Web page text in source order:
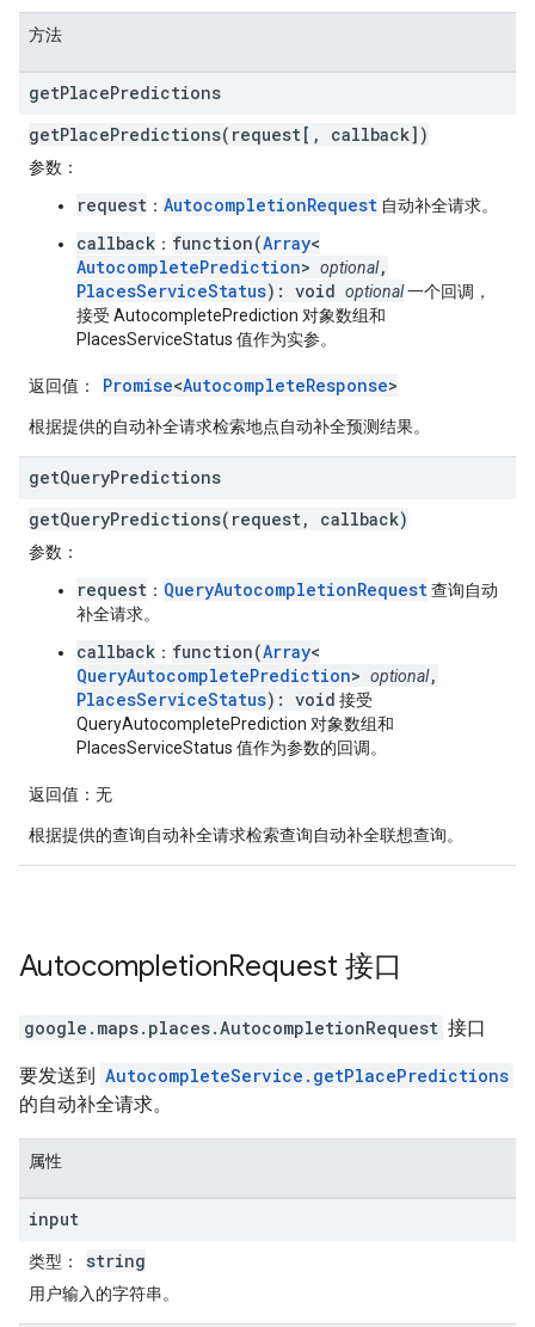
方法
getPlacePredictions
getPlacePredictions(request[, callback])
参数 ：
request ： AutocompletionRequest 自动补全请求。
callback ： function(Array<
AutocompletePrediction> optional,
PlacesServiceStatus): void optional一个回调，
接受 AutocompletePrediction 对象数组和
PlacesServiceStatus 值作为实参。
返回值 ： Promise<AutocompleteResponse>
根据提供的自动补全请求检索地点自动补全预测结果。
getQueryPredictions
getQueryPredictions(request, callback)
参数 ：
request ： QueryAutocompletionRequest查询自动
补全请求。
callback ： function(Array<
QueryAutocompletePrediction> optional,
PlacesServiceStatus): void 接受
QueryAutocompletePrediction 对象数组和
PlacesServiceStatus 值作为参数的回调。
返回值 ：无
根据提供的查询自动补全请求检索查询自动补全联想查询。
AutocompletionRequest 接口
google.maps.places.AutocompletionRequest 接口
要发送到 AutocompleteService.getPlacePredictions
的自动补全请求。
属性
input
类型 ： string
用户输入的字符串。